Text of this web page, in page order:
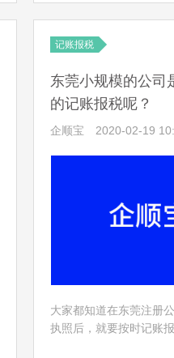
进行零报税?下面，企顺
记账报税
东莞小规模的公司
的记账报税呢？
企顺宝 2020-02-19
大家都知道在东莞注册
执照后，就要按时记账